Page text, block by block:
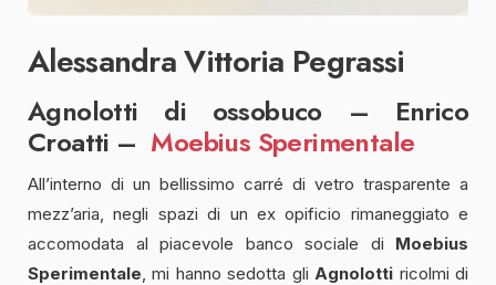
Alessandra Vittoria Pegrassi
Agnolotti di ossobuco – Enrico
Croatti – Moebius Sperimentale
All’interno di un bellissimo carré di vetro trasparente a
mezz’aria, negli spazi di un ex opificio rimaneggiato e
accomodata al piacevole banco sociale di Moebius
Sperimentale, mi hanno sedotta gliAgnolotti ricolmi di